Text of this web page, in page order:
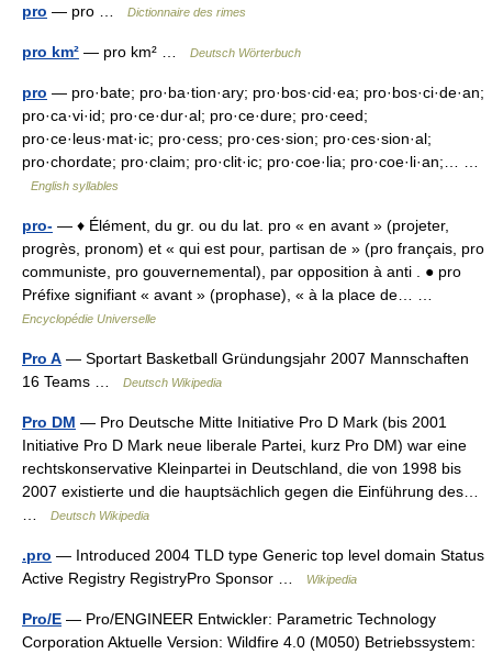
pro — pro … Dictionnaire des rimes
pro km² — pro km² … Deutsch Wörterbuch
pro — pro·bate; pro·ba·tion·ary; pro·bos·cid·ea; pro·bos·ci·de·an;
pro·ca·vi·id; pro·ce·dur·al; pro·ce·dure; pro·ceed;
pro·ce·leus·mat·ic; pro·cess; pro·ces·sion; pro·ces·sion·al;
pro·chordate; pro·claim; pro·clit·ic; pro·coe·lia; pro·coe·li·an;… …
English syllables
pro- — ♦ Élément, du gr. ou du lat. pro « en avant » (projeter,
progrès, pronom) et « qui est pour, partisan de » (pro français, pro
communiste, pro gouvernemental), par opposition à anti . ● pro
Préfixe signifiant « avant » (prophase), « à la place de… …
Encyclopédie Universelle
Pro A — Sportart Basketball Gründungsjahr 2007 Mannschaften
16 Teams …
Deutsch Wikipedia
Pro DM — Pro Deutsche Mitte Initiative Pro D Mark (bis 2001
Initiative Pro D Mark neue liberale Partei, kurz Pro DM) war eine
rechtskonservative Kleinpartei in Deutschland, die von 1998 bis
2007 existierte und die hauptsächlich gegen die Einführung des…
Deutsch Wikipedia
.pro — Introduced 2004 TLD type Generic top level domain Status
Active Registry RegistryPro Sponsor …
Wikipedia
Pro/E — Pro/ENGINEER Entwickler: Parametric Technology
Corporation Aktuelle Version: Wildfire 4.0 (M050) Betriebssystem: